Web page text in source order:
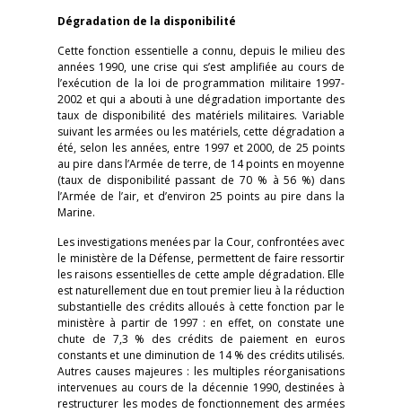
Dégradation de la disponibilité
Cette fonction essentielle a connu, depuis le milieu des
années 1990, une crise qui s’est amplifiée au cours de
l’exécution de la loi de programmation militaire 1997-
2002 et qui a abouti à une dégradation importante des
taux de disponibilité des matériels militaires. Variable
suivant les armées ou les matériels, cette dégradation a
été, selon les années, entre 1997 et 2000, de 25 points
au pire dans l’Armée de terre, de 14 points en moyenne
(taux de disponibilité passant de 70 % à 56 %) dans
l’Armée de l’air, et d’environ 25 points au pire dans la
Marine.
Les investigations menées par la Cour, confrontées avec
le ministère de la Défense, permettent de faire ressortir
les raisons essentielles de cette ample dégradation. Elle
est naturellement due en tout premier lieu à la réduction
substantielle des crédits alloués à cette fonction par le
ministère à partir de 1997 : en effet, on constate une
chute de 7,3 % des crédits de paiement en euros
constants et une diminution de 14 % des crédits utilisés.
Autres causes majeures : les multiples réorganisations
intervenues au cours de la décennie 1990, destinées à
restructurer les modes de fonctionnement des armées